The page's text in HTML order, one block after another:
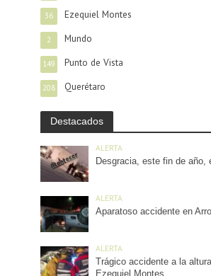
Ezequiel Montes
36
Mundo
2
Punto de Vista
149
Querétaro
208
Destacados
ALERTA
Desgracia, este fin de año,
ALERTA
Aparatoso accidente en
ALERTA
Trágico accidente a la
Ezequiel Montes